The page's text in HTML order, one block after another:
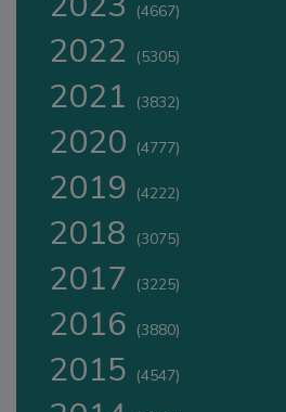
(4667)
2022 (5305)
2021 (3832)
2020 (4777)
2019 (4222)
2018 (3075)
2017 (3225)
2016 (3880)
2015 (4547)